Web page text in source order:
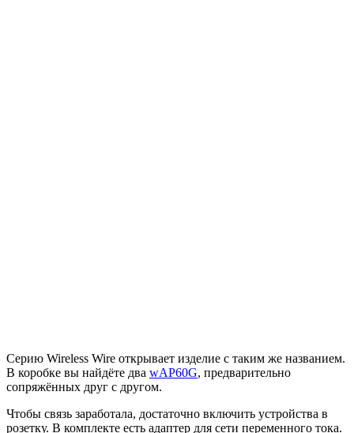
Серию Wireless Wire открывает изделие с таким же названием.
В коробке вы найдёте два wAP60G, предварительно
сопряжённых друг с другом.
Чтобы связь заработала, достаточно включить устройства в
розетку. В комплекте есть адаптер для сети переменного тока.